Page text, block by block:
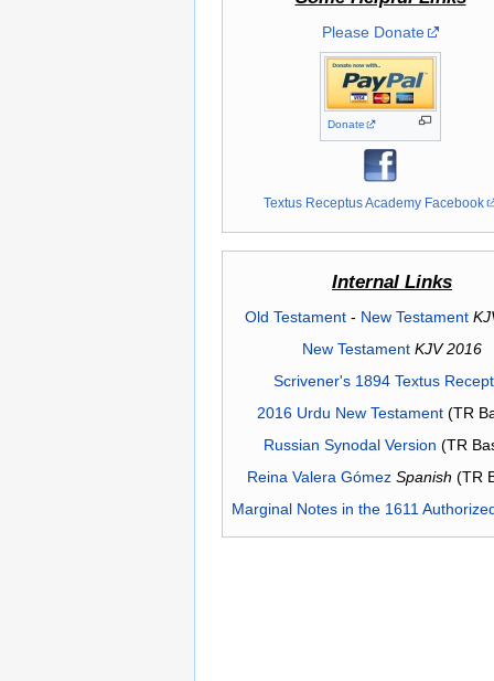
Please Donate
Donate
Textus Receptus Academy Facebook
Internal Links
Old Testament- New Testament
New Testament KJV 2016
Scrivener's 1894 Textus
2016 Urdu New Testament(TR
Russian Synodal Version (TR
Reina Valera Gómez Spanish (TR
Marginal Notes in the 1611